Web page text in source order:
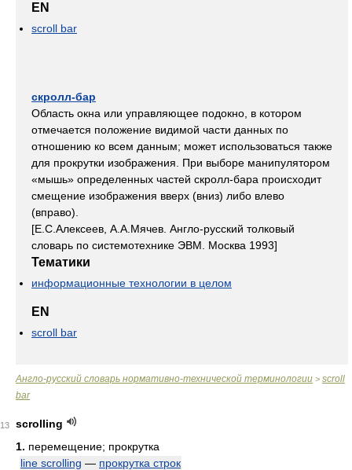
EN
scroll bar
скролл-бар
Область окна или управляющее подокно, в котором
отмечается положение видимой части данных по
отношению ко всем данным; может использоваться также
для прокрутки изображения. При выборе манипулятором
«мышь» определенных частей скролл-бара происходит
смещение изображения вверх (вниз) либо влево
(вправо).
[Е.С.Алексеев, А.А.Мячев. Англо-русский толковый
словарь по системотехнике ЭВМ. Москва 1993]
Тематики
информационные технологии в целом
EN
scroll bar
Англо-русский словарь нормативно-технической терминологии > scroll
bar
13
scrolling
1. перемещение; прокрутка
line scrolling — прокрутка строк